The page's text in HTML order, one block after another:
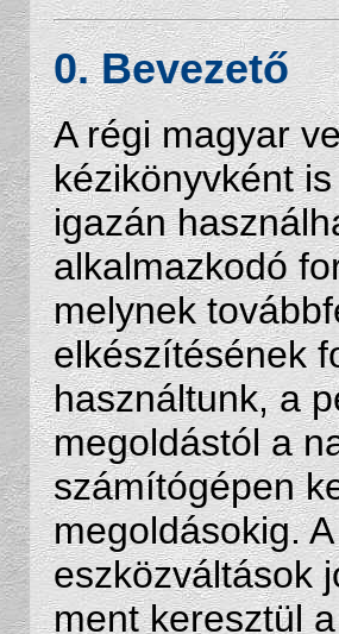
0. Bevezető
A régi magyar
kézikönyvként
igazán
alkalmazkodó
melynek
elkészítésének
használtunk, a
megoldástól a
számítógépen
megoldásokig.
eszközváltások
ment keresztül